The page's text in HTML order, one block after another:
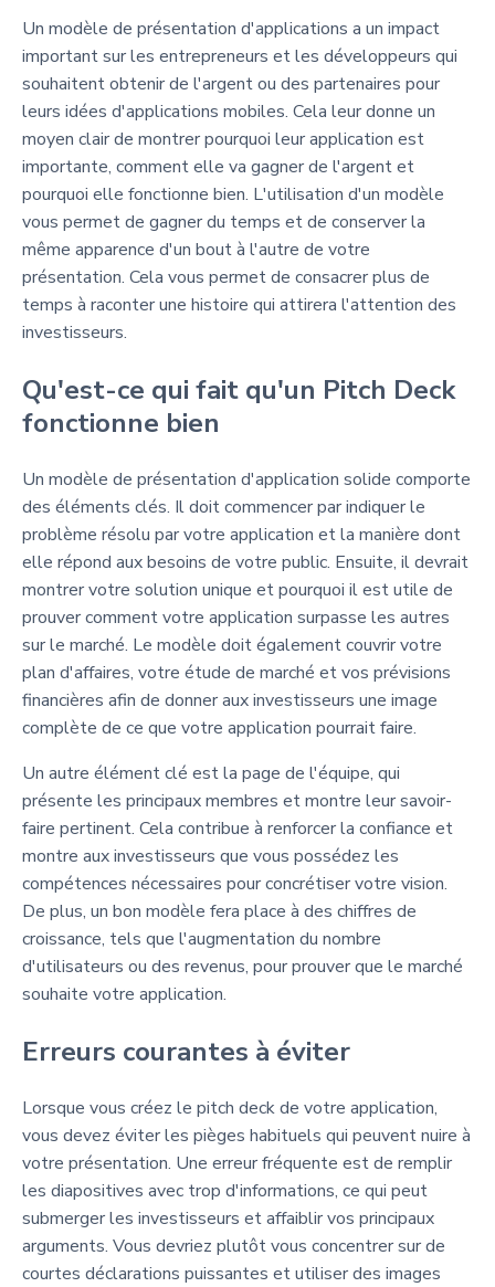
Un modèle de présentation d'applications a un impact
important sur les entrepreneurs et les développeurs qui
souhaitent obtenir de l'argent ou des partenaires pour
leurs idées d'applications mobiles. Cela leur donne un
moyen clair de montrer pourquoi leur application est
importante, comment elle va gagner de l'argent et
pourquoi elle fonctionne bien. L'utilisation d'un modèle
vous permet de gagner du temps et de conserver la
même apparence d'un bout à l'autre de votre
présentation. Cela vous permet de consacrer plus de
temps à raconter une histoire qui attirera l'attention des
investisseurs.
Qu'est-ce qui fait qu'un Pitch Deck
fonctionne bien
Un modèle de présentation d'application solide comporte
des éléments clés. Il doit commencer par indiquer le
problème résolu par votre application et la manière dont
elle répond aux besoins de votre public. Ensuite, il devrait
montrer votre solution unique et pourquoi il est utile de
prouver comment votre application surpasse les autres
sur le marché. Le modèle doit également couvrir votre
plan d'affaires, votre étude de marché et vos prévisions
financières afin de donner aux investisseurs une image
complète de ce que votre application pourrait faire.
Un autre élément clé est la page de l'équipe, qui
présente les principaux membres et montre leur savoir-
faire pertinent. Cela contribue à renforcer la confiance et
montre aux investisseurs que vous possédez les
compétences nécessaires pour concrétiser votre vision.
De plus, un bon modèle fera place à des chiffres de
croissance, tels que l'augmentation du nombre
d'utilisateurs ou des revenus, pour prouver que le marché
souhaite votre application.
Erreurs courantes à éviter
Lorsque vous créez le pitch deck de votre application,
vous devez éviter les pièges habituels qui peuvent nuire à
votre présentation. Une erreur fréquente est de remplir
les diapositives avec trop d'informations, ce qui peut
submerger les investisseurs et affaiblir vos principaux
arguments. Vous devriez plutôt vous concentrer sur de
courtes déclarations puissantes et utiliser des images